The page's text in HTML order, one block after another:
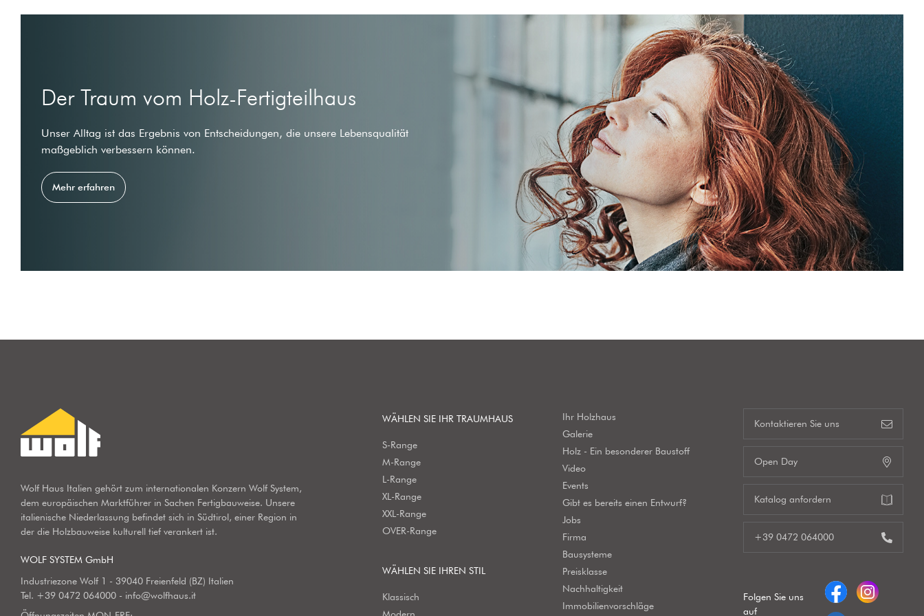
Der Traum vom Holz-Fertigteilhaus
Unser Alltag ist das Ergebnis von Entscheidungen, die unsere Lebensqualität
maßgeblich verbessern können.
Mehr erfahren
Wolf Haus Italien gehört zum internationalen Konzern Wolf System,
dem europäischen Marktführer in Sachen Fertigbauweise. Unsere
italienische Niederlassung befindet sich in Südtirol, einer Region in
der die Holzbauweise kulturell tief verankert ist.
WOLF SYSTEM GmbH
Industriezone Wolf 1 - 39040 Freienfeld (BZ) Italien
Tel. +39 0472 064000 - info@wolfhaus.it
WÄHLEN SIE IHR TRAUMHAUS
S-Range
M-Range
L-Range
XL-Range
XXL-Range
OVER-Range
WÄHLEN SIE IHREN STIL
Klassisch
Ihr Holzhaus
Galerie
Holz - Ein besonderer Baustoff
Video
Events
Gibt es bereits einen Entwurf?
Jobs
Firma
Bausysteme
Preisklasse
Nachhaltigkeit
Immobilienvorschläge
Kontaktieren Sie uns
Open Day
Katalog anfordern
+39 0472 064000
Folgen Sie uns
auf